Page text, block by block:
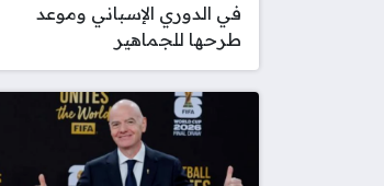
في الدوري الإسباني وموعد
طرحها للجماهير